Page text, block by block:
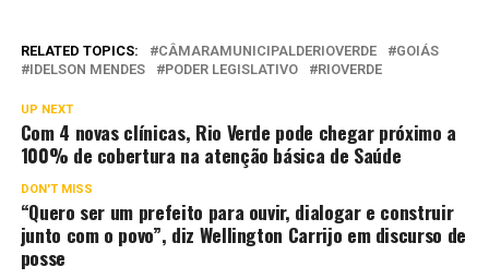
RELATED TOPICS: CÂMARAMUNICIPALDERIOVERDE
GOIÁS
IDELSON MENDES
PODER LEGISLATIVO RIOVERDE
UP NEXT
Com 4 novas clínicas, Rio Verde pode chegar próximo a
100% de cobertura na atenção básica de Saúde
DON'T MISS
“Quero ser um prefeito para ouvir, dialogar e construir
junto com o povo”, diz Wellington Carrijo em discurso de
posse